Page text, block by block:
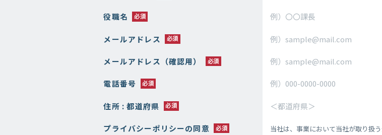
役職名
メールアドレス
メールアドレス（確認用）
電話番号
住所 : 都道府県
プライバシーポリシーの同意